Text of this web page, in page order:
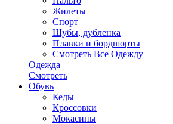
Жилеты
Спорт
Шубы, дубленка
Плавки и бордшорты
Смотреть Все Одежду
Одежда
Смотреть
Обувь
Кеды
Кроссовки
Мокасины